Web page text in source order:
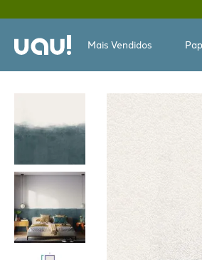
Mais Vendidos